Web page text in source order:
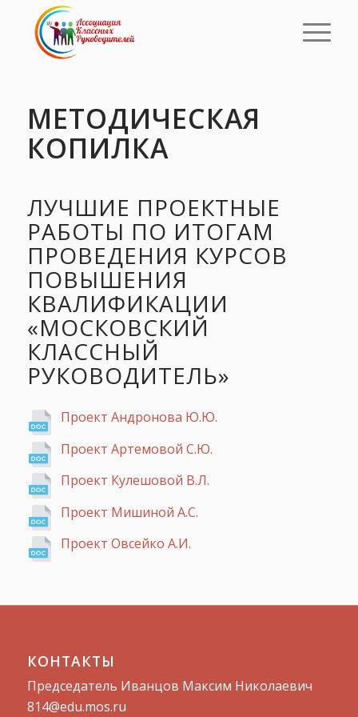
МЕТОДИЧЕСКАЯ
КОПИЛКА
ЛУЧШИЕ ПРОЕКТНЫЕ
РАБОТЫ ПО ИТОГАМ
ПРОВЕДЕНИЯ КУРСОВ
ПОВЫШЕНИЯ
КВАЛИФИКАЦИИ
«МОСКОВСКИЙ
КЛАССНЫЙ
РУКОВОДИТЕЛЬ»
Проект Андронова Ю.Ю.
Проект Артемовой С.Ю.
Проект Кулешовой В.Л.
Проект Мишиной А.С.
Проект Овсейко А.И.
КОНТАКТЫ
Председатель Иванцов Максим Николаевич
814@edu.mos.ru​